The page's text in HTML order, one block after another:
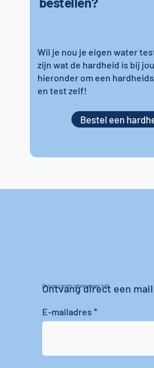
Wil je nou je eigen water
zijn wat de hardheid is bij
hieronder om een
en test zelf!
Bestel een
Ontvang gratis advies tegen kalk
Ontvang direct een mail
E-mailadres